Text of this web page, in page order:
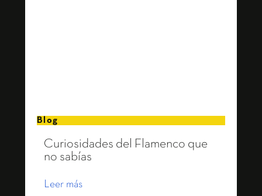
Blog
Curiosidades del Flamenco que
no sabías
Leer más